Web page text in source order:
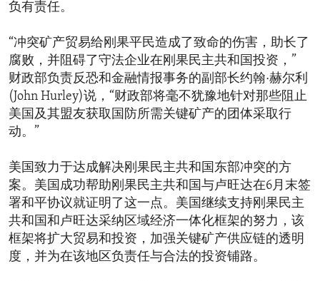
负有责任。
“冲突矿产贸易给刚果平民造成了致命的伤害，助长了
腐败，并阻碍了守法企业在刚果民主共和国投资，”
财政部负责反恐和金融情报事务的副部长约翰·赫尔利
(John Hurley)说，“财政部将毫不犹豫地针对那些阻止
美国及其盟友获取国防所需关键矿产的团体采取行
动。”
美国致力于达成解决刚果民主共和国东部冲突的方
案。美国成功帮助刚果民主共和国与卢旺达在6月末签
署和平协议就证明了这一点。美国继续支持刚果民主
共和国和卢旺达采纳区域经济一体化框架的努力，该
框架将扩大贸易和投资，加强关键矿产供应链的透明
度，并为在该地区负责任与合法的投资铺路。